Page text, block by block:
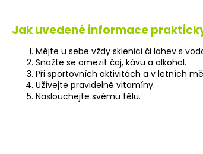
Jak uvedené informace
Mějte u sebe vždy sklenici či lahev s
Snažte se omezit čaj, kávu a alkohol.
Při sportovních aktivitách a v letních
Užívejte pravidelně vitamíny.
Naslouchejte svému tělu.